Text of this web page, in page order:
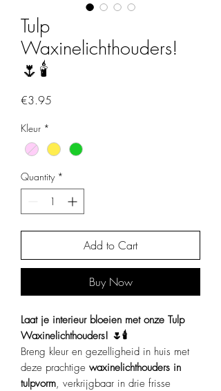
Tulp
Waxinelichthouders!
🌷🕯️
€3.95
Kleur *
Quantity *
Add to Cart
Buy Now
Laat je interieur bloeien met onze Tulp
Waxinelichthouders! 🌷🕯️
Breng kleur en gezelligheid in huis met
deze prachtige waxinelichthouders in
tulpvorm, verkrijgbaar in drie frisse